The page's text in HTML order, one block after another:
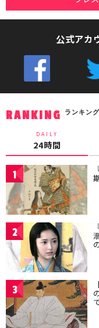
公式アカ
RANKING ランキング
DAILY
24時間
1
2
3